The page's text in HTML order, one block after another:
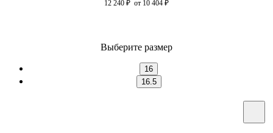
12 240 ₽ от 10 404 ₽
Выберите размер
16
16.5